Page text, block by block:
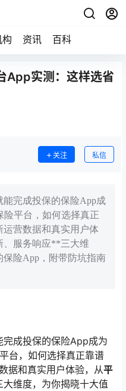
构 资讯 百科
App实测：这样选省
关注 私信
完成投保的保险App成
险平台，如何选择真正
运营数据和真实用户体
、服务响应**三大维
险App，附带防坑指南
成投保的保险App成为
台，如何选择真正靠谱
据和真实用户体验，从平
大维度，为你揭晓十大值